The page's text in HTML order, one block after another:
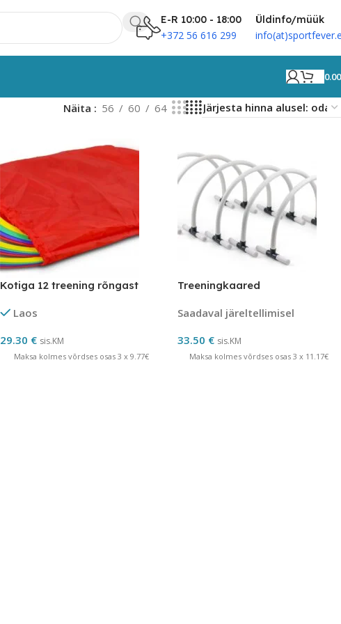
E-R 10:00 - 18:00
+372 56 616 299
Üldinfo/müük
Näita 56 60 64
Kotiga 12 treening rõngast
Laos
29.30 € sis.KM
Maksa kolmes võrdses osas 3 x 9.77€
Treeningkaared
Saadaval järeltellimisel
33.50 € sis.KM
Maksa kolmes võrdses osas 3 x 11.17€